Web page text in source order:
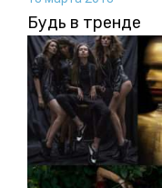
Будь в тренде